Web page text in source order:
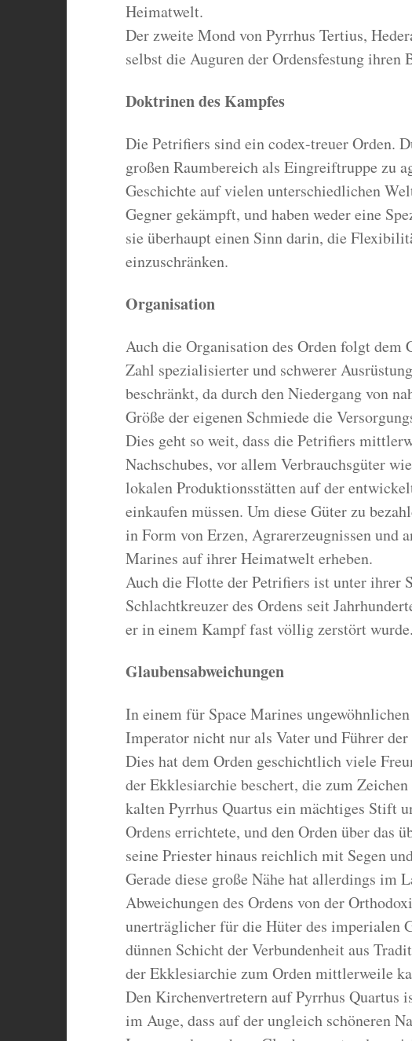
Heimatwelt.
Der zweite Mond von Pyrrhus Tertius,
selbst die Auguren der Ordensfestung ihren
Doktrinen des Kampfes
Die Petrifiers sind ein codex-treuer Orden.
großen Raumbereich als Eingreiftruppe zu
Geschichte auf vielen unterschiedlichen
Gegner gekämpft, und haben weder eine
sie überhaupt einen Sinn darin, die
einzuschränken.
Organisation
Auch die Organisation des Orden folgt
Zahl spezialisierter und schwerer
beschränkt, da durch den Niedergang von
Größe der eigenen Schmiede die
Dies geht so weit, dass die Petrifiers
Nachschubes, vor allem Verbrauchsgüter
lokalen Produktionsstätten auf der
einkaufen müssen. Um diese Güter zu
in Form von Erzen, Agrarerzeugnissen und
Marines auf ihrer Heimatwelt erheben.
Auch die Flotte der Petrifiers ist unter ihrer
Schlachtkreuzer des Ordens seit
er in einem Kampf fast völlig zerstört wurde.
Glaubensabweichungen
In einem für Space Marines
Imperator nicht nur als Vater und Führer
Dies hat dem Orden geschichtlich viele
der Ekklesiarchie beschert, die zum
kalten Pyrrhus Quartus ein mächtiges Stift
Ordens errichtete, und den Orden über das
seine Priester hinaus reichlich mit Segen
Gerade diese große Nähe hat allerdings im
Abweichungen des Ordens von der
unerträglicher für die Hüter des imperialen
dünnen Schicht der Verbundenheit aus
der Ekklesiarchie zum Orden mittlerweile
Den Kirchenvertretern auf Pyrrhus Quartus
im Auge, dass auf der ungleich schöneren